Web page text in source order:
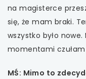
na magisterce
się, że mam braki.
wszystko było
momentami
MŚ: Mimo to